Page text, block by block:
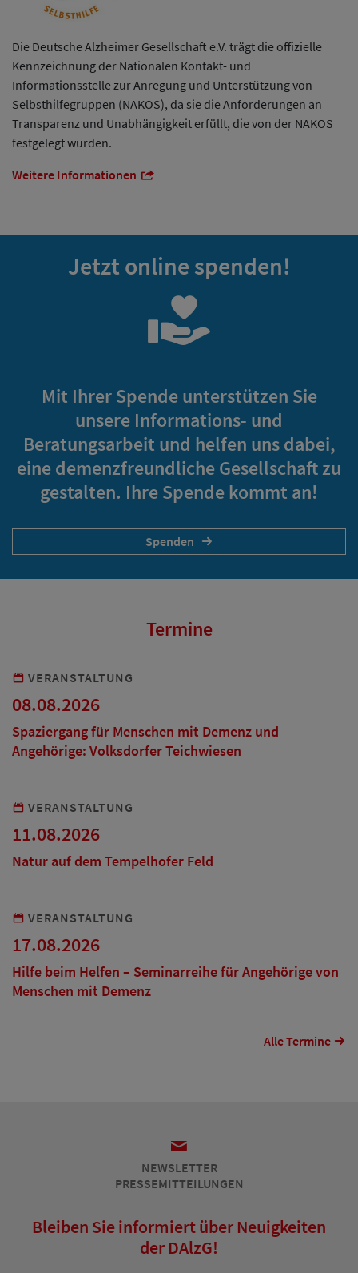
Die Deutsche Alzheimer Gesellschaft e.V. trägt die offizielle
Kennzeichnung der Nationalen Kontakt- und
Informationsstelle zur Anregung und Unterstützung von
Selbsthilfegruppen (NAKOS), da sie die Anforderungen an
Transparenz und Unabhängigkeit erfüllt, die von der NAKOS
festgelegt wurden.
Weitere Informationen
Jetzt online spenden!
Mit Ihrer Spende unterstützen Sie
unsere Informations- und
Beratungsarbeit und helfen uns dabei,
eine demenzfreundliche Gesellschaft zu
gestalten. Ihre Spende kommt an!
Spenden
Termine
VERANSTALTUNG
08.08.2026
Spaziergang für Menschen mit Demenz und
Angehörige: Volksdorfer Teichwiesen
VERANSTALTUNG
11.08.2026
Natur auf dem Tempelhofer Feld
VERANSTALTUNG
17.08.2026
Hilfe beim Helfen – Seminarreihe für Angehörige von
Menschen mit Demenz
Alle Termine
NEWSLETTER
PRESSEMITTEILUNGEN
Bleiben Sie informiert über Neuigkeiten
der DAlzG!